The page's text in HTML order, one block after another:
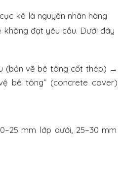
kê là nguyên nhân hàng
đạt yêu cầu. Dưới đây
(bản vẽ bê tông cốt thép) →
bê tông” (concrete cover)
mm lớp dưới, 25–30 mm